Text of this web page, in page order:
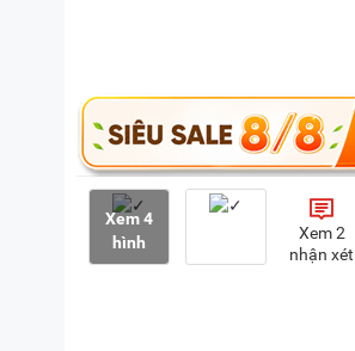
Xem 4
hình
Xem 2
nhận xét